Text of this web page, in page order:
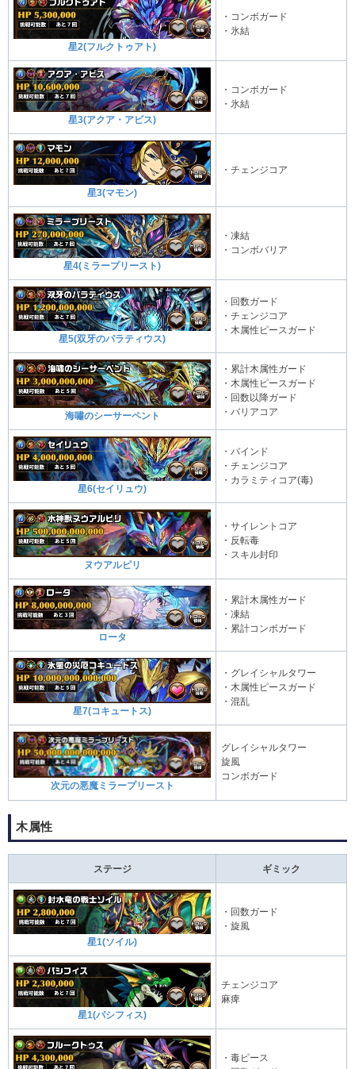
星2(フルクトゥアト)
・コンボガード
・氷結
星3(アクア・アビス)
・コンボガード
・氷結
星3(マモン)
・チェンジコア
星4(ミラープリースト)
・凍結
・コンボバリア
星5(双牙のパラティウス)
・回数ガード
・チェンジコア
・木属性ピースガード
海嘯のシーサーペント
・累計木属性ガード
・木属性ピースガード
・回数以降ガード
・バリアコア
星6(セイリュウ)
・バインド
・チェンジコア
・カラミティコア(毒)
ヌウアルピリ
・サイレントコア
・反転毒
・スキル封印
ロータ
・累計木属性ガード
・凍結
・累計コンボガード
星7(コキュートス)
・グレイシャルタワー
・木属性ピースガード
・混乱
次元の悪魔ミラープリースト
グレイシャルタワー
旋風
コンボガード
木属性
ステージ ギミック
星1(ソイル)
・回数ガード
・旋風
星1(パシフィス)
チェンジコア
麻痺
・毒ピース